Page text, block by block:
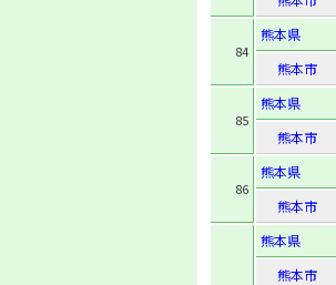
84
熊本県
熊本市
85
熊本県
熊本市
86
熊本県
熊本市
熊本県
熊本市